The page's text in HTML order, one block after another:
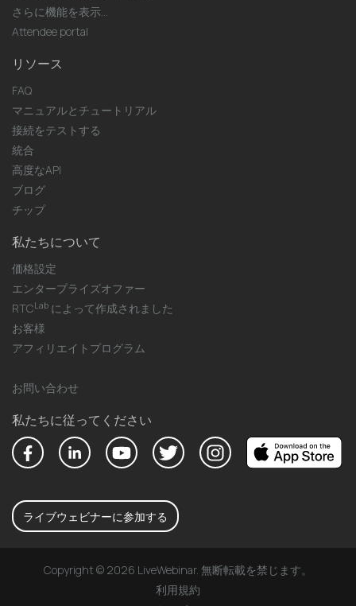
さらに機能を表示...
Attendee portal
リソース
FAQ
マニュアルとチュートリアル
接続をテストする
統合
高度なAPI
ブログ
チップ
私たちについて
価格設定
エンタープライズオファー
RTCLab によって作成されました
お客様
アフィリエイトプログラム
お問い合わせ
私たちに従ってください
ライブウェビナーに参加する
Copyright © 2026 LiveWebinar. 無断転載を禁じます。
利用規約